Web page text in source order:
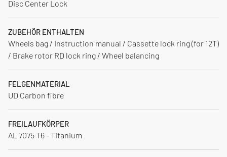
Disc Center Lock
ZUBEHÖR ENTHALTEN
Wheels bag / Instruction manual / Cassette lock ring (for 12T)
/ Brake rotor RD lock ring / Wheel balancing
FELGENMATERIAL
UD Carbon fibre
FREILAUFKÖRPER
AL 7075 T6 - Titanium